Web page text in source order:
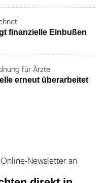
finanzielle Einbußen
für Ärzte
erneut überarbeitet
Newsletter an